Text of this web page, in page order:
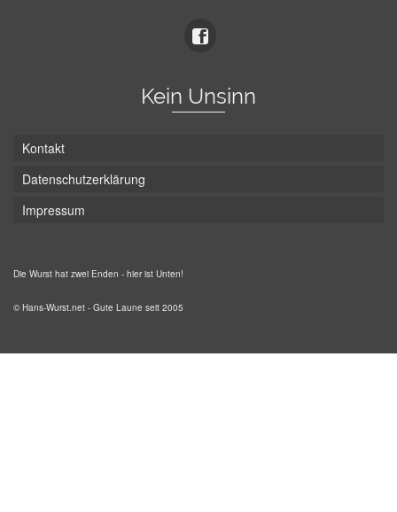
Kein Unsinn
Kontakt
Datenschutzerklärung
Impressum
Die Wurst hat zwei Enden - hier ist Unten!
© Hans-Wurst.net - Gute Laune seit 2005